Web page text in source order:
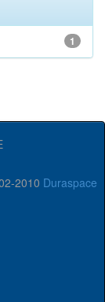
1
2010 Duraspace